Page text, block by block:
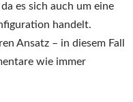
es sich auch um eine
handelt.
Ansatz – in diesem Fall
wie immer